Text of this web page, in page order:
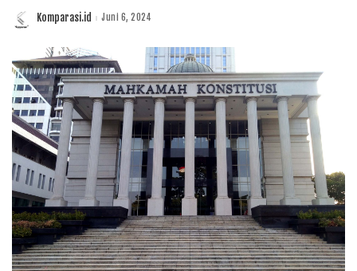
Posted
Komparasi.id Juni 6, 2024